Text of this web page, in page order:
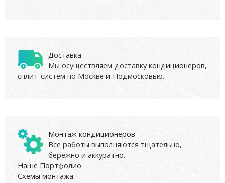
Доставка
Мы осуществляем доставку кондиционеров,
сплит-систем по Москве и Подмосковью.
Монтаж кондиционеров
Все работы выполняются тщательно,
бережно и аккуратно.
Наше Портфолио
Схемы монтажа